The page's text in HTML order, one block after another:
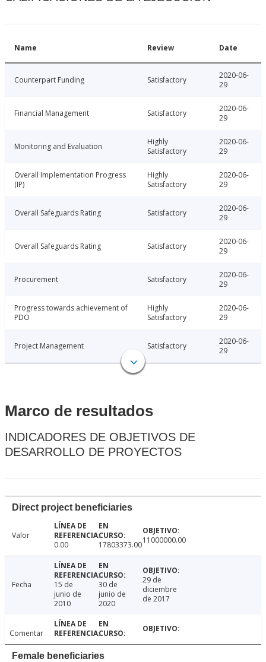
Name Review Date
Counterpart Funding Satisfactory
2020-06-
29
Financial Management Satisfactory
2020-06-
29
Monitoring and Evaluation
Highly
Satisfactory
2020-06-
29
Overall Implementation Progress
(IP)
Highly
Satisfactory
2020-06-
29
Overall Safeguards Rating Satisfactory
2020-06-
29
Overall Safeguards Rating Satisfactory
2020-06-
29
Procurement Satisfactory
2020-06-
29
Progress towards achievement of
PDO
Highly
Satisfactory
2020-06-
29
Project Management Satisfactory
2020-06-
29
Marco de resultados
INDICADORES DE OBJETIVOS DE
DESARROLLO DE PROYECTOS
Direct project beneficiaries
Valor
0.00
17803373.0011000000.00
Fecha
15 de
junio de
2010
30 de
junio de
2020
29 de
diciembre
de 2017
Comentar
Female beneficiaries